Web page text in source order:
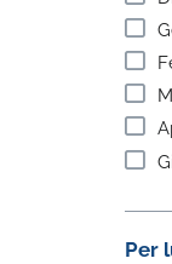
Per